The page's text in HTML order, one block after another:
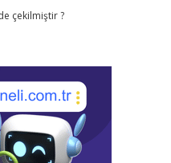
çekilmiştir ?